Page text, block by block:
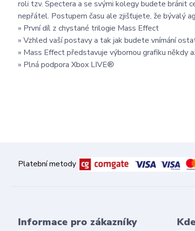
roli tzv. Spectera a se svými kolegy budete bránit
nepřátel. Postupem času ale zjišťujete, že bývalý
» První díl z chystané trilogie Mass Effect
» Vzhled vaší postavy a tak jak budete vnímání
» Mass Effect představuje výbornou grafiku někdy
» Plná podpora Xbox LIVE®
Platební metody
Informace pro zákazníky